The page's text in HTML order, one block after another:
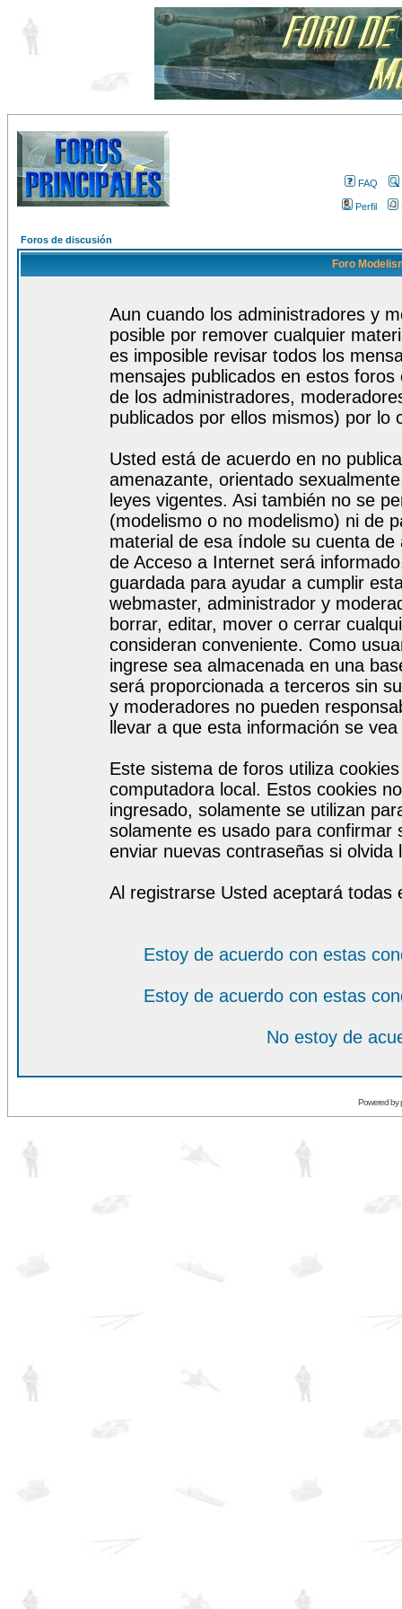
FAQ
Perfil
Foros de discusión
Foro
Aun cuando los administradores y
posible por remover cualquier
es imposible revisar todos los
mensajes publicados en estos
de los administradores,
publicados por ellos mismos) por lo
Usted está de acuerdo en no
amenazante, orientado
leyes vigentes. Asi también no se
(modelismo o no modelismo) ni de
material de esa índole su cuenta
de Acceso a Internet será
guardada para ayudar a cumplir
webmaster, administrador y
borrar, editar, mover o cerrar
consideran conveniente. Como
ingrese sea almacenada en una
será proporcionada a terceros sin
y moderadores no pueden
llevar a que esta información se
Este sistema de foros utiliza
computadora local. Estos cookies
ingresado, solamente se utilizan
solamente es usado para
enviar nuevas contraseñas si olvida
Al registrarse Usted aceptará todas
Estoy de acuerdo con estas
Estoy de acuerdo con estas
No estoy de
Powered by